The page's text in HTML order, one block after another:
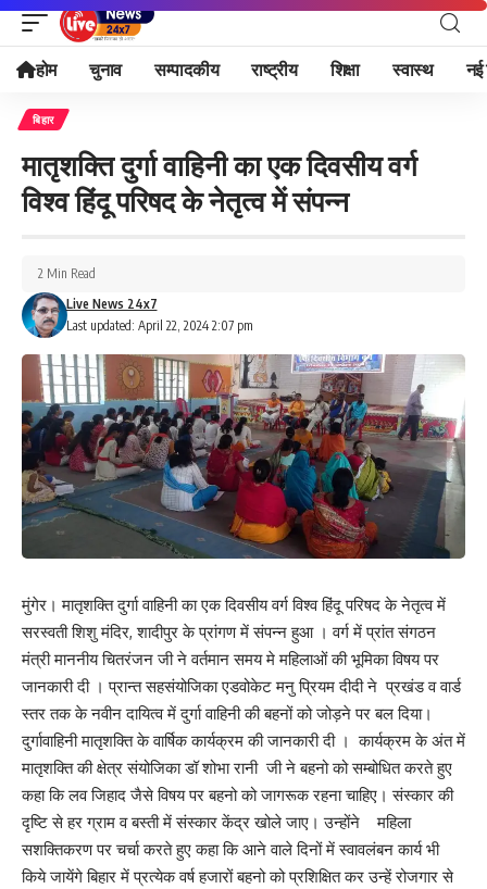
होम चुनाव सम्पादकीय राष्ट्रीय शिक्षा स्वास्थ नई
बिहार
मातृशक्ति दुर्गा वाहिनी का एक दिवसीय वर्ग
विश्व हिंदू परिषद के नेतृत्व में संपन्न
Last updated: April 22, 2024 2:07 pm
Live News 24x7
2 Min Read
मुंगेर। मातृशक्ति दुर्गा वाहिनी का एक दिवसीय वर्ग विश्व हिंदू परिषद के नेतृत्व में
सरस्वती शिशु मंदिर, शादीपुर के प्रांगण में संपन्न हुआ । वर्ग में प्रांत संगठन
मंत्री माननीय चितरंजन जी ने वर्तमान समय मे महिलाओं की भूमिका विषय पर
जानकारी दी । प्रान्त सहसंयोजिका एडवोकेट मनु प्रियम दीदी ने प्रखंड व वार्ड
स्तर तक के नवीन दायित्व में दुर्गा वाहिनी की बहनों को जोड़ने पर बल दिया।
दुर्गावाहिनी मातृशक्ति के वार्षिक कार्यक्रम की जानकारी दी । कार्यक्रम के अंत में
मातृशक्ति की क्षेत्र संयोजिका डॉ शोभा रानी जी ने बहनो को सम्बोधित करते हुए
कहा कि लव जिहाद जैसे विषय पर बहनो को जागरूक रहना चाहिए। संस्कार की
दृष्टि से हर ग्राम व बस्ती में संस्कार केंद्र खोले जाए। उन्होंने महिला
सशक्तिकरण पर चर्चा करते हुए कहा कि आने वाले दिनों में स्वावलंबन कार्य भी
किये जायेंगे बिहार में प्रत्येक वर्ष हजारों बहनो को प्रशिक्षित कर उन्हें रोजगार से